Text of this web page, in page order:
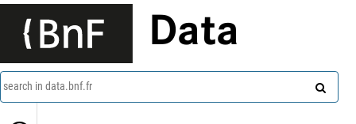
Data
search in data.bnf.fr